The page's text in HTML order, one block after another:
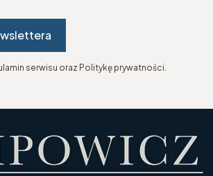
serwisu oraz Politykę prywatności.